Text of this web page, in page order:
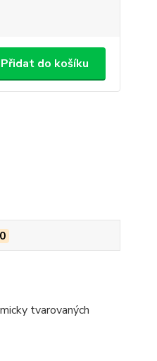
Přidat do košíku
0
tvarovaných